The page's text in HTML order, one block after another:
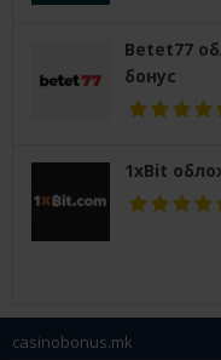
Betet77
бонус
1xBit
casinobonus.mk